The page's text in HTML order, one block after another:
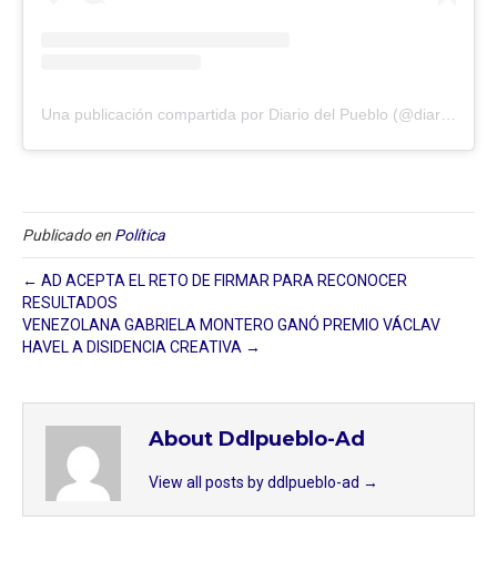
Publicado en Política
← AD ACEPTA EL RETO DE FIRMAR PARA RECONOCER
RESULTADOS
VENEZOLANA GABRIELA MONTERO GANÓ PREMIO VÁCLAV
HAVEL A DISIDENCIA CREATIVA →
About Ddlpueblo-Ad
View all posts by ddlpueblo-ad →